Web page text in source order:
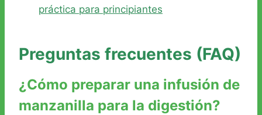
práctica para principiantes
Preguntas frecuentes (FAQ)
¿Cómo preparar una infusión de
manzanilla para la digestión?